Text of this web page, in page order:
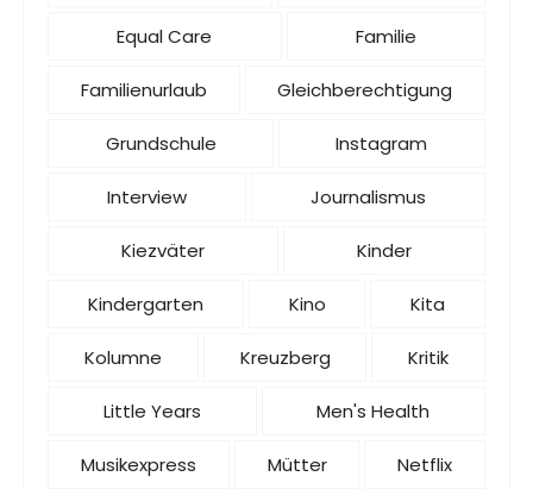
Equal Care Familie
Familienurlaub Gleichberechtigung
Grundschule Instagram
Interview Journalismus
Kiezväter Kinder
Kindergarten Kino Kita
Kolumne Kreuzberg Kritik
Little Years Men's Health
Musikexpress Mütter Netflix